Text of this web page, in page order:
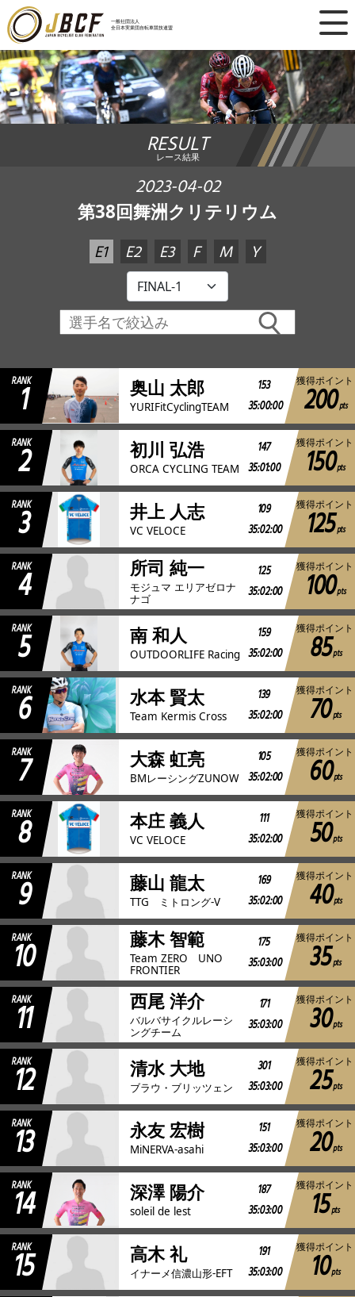
一般社団法人
全日本実業団自転車競技連盟
×
ニュース
レース日程
ランキング
レース結果
チーム・選手
競技ガイド
加盟・登録
JBCF ROAD SERIESとは
RESULT
レース結果
2023-04-02
第38回舞洲クリテリウム
E1 E2 E3 F M Y
RANK
1 奥山 太郎
YURIFitCyclingTEAM
153
35:00:00
獲得ポイント
200 pts
RANK
2 初川 弘浩
ORCA CYCLING TEAM
147
35:01:00
獲得ポイント
150pts
RANK
3 井上 人志
VC VELOCE
109
35:02:00
獲得ポイント
125 pts
RANK
4 所司 純一
モジュマ エリアゼロナ
ナゴ
125
35:02:00
獲得ポイント
100pts
RANK
5 南 和人
OUTDOORLIFE Racing
159
35:02:00
獲得ポイント
85pts
RANK
6 水本 賢太
Team Kermis Cross
139
35:02:00
獲得ポイント
70 pts
RANK
7 大森 虹亮
BMレーシングZUNOW
105
35:02:00
獲得ポイント
60pts
RANK
8 本庄 義人
VC VELOCE
111
35:02:00
獲得ポイント
50pts
RANK
9 藤山 龍太
TTG ミトロング-V
169
35:02:00
獲得ポイント
40pts
RANK
10 藤木 智範
Team ZERO UNO
FRONTIER
175
35:03:00
獲得ポイント
35 pts
RANK
11 西尾 洋介
バルバサイクルレーシ
ングチーム
171
35:03:00
獲得ポイント
30pts
RANK
12 清水 大地
ブラウ・ブリッツェン
301
35:03:00
獲得ポイント
25pts
RANK
13 永友 宏樹
MiNERVA-asahi
151
35:03:00
獲得ポイント
20pts
RANK
14 深澤 陽介
soleil de lest
187
35:03:00
獲得ポイント
15pts
RANK
15 高木 礼
イナーメ信濃山形-EFT
191
35:03:00
獲得ポイント
10pts